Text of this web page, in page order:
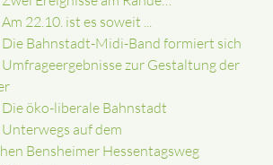
Am 22.10. ist es soweit ...
Die Bahnstadt-Midi-Band formiert sich
Umfrageergebnisse zur Gestaltung der
Die öko-liberale Bahnstadt
Unterwegs auf dem
Bensheimer Hessentagsweg